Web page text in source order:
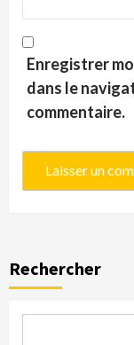
Enregistrer
dans le
commentaire.
Rechercher